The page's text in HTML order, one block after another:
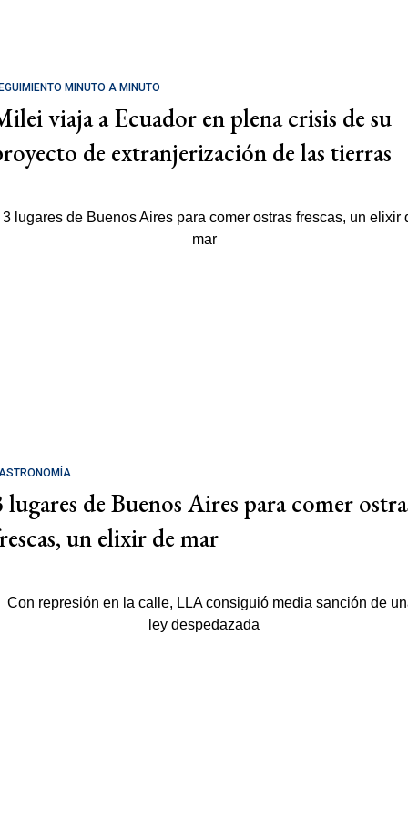
MINUTO A MINUTO
viaja a Ecuador en plena crisis de su
de extranjerización de las tierras
lugares de Buenos Aires para comer
un elixir de mar